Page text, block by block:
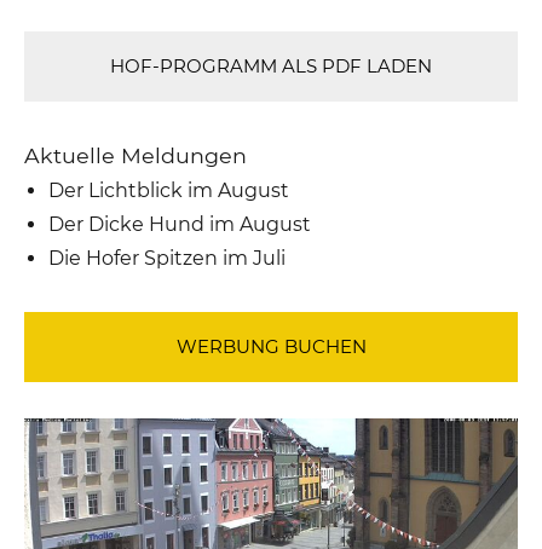
HOF-PROGRAMM ALS PDF LADEN
Aktuelle Meldungen
Der Lichtblick im August
Der Dicke Hund im August
Die Hofer Spitzen im Juli
WERBUNG BUCHEN